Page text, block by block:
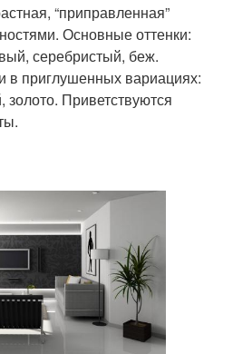
“приправленная”
Основные оттенки:
серебристый, беж.
в приглушенных вариациях:
золото. Приветствуются